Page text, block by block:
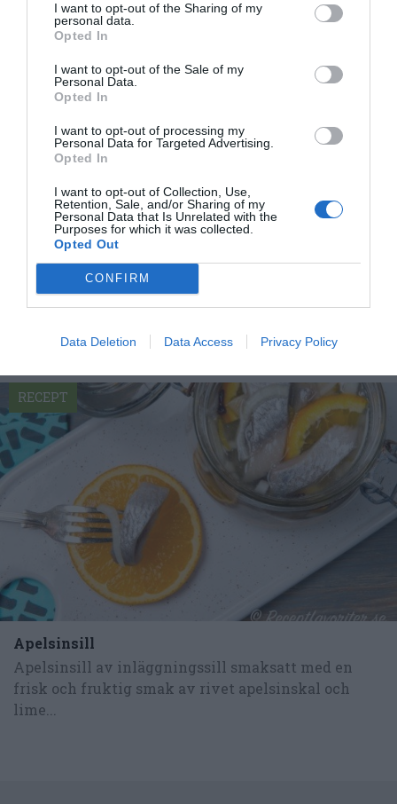
I want to opt-out of the Sharing of my
personal data.
Opted In
I want to opt-out of the Sale of my
Personal Data.
Opted In
I want to opt-out of processing my
Personal Data for Targeted Advertising.
Opted In
I want to opt-out of Collection, Use,
Retention, Sale, and/or Sharing of my
Personal Data that Is Unrelated with the
Purposes for which it was collected.
Opted Out
CONFIRM
Data Deletion Data Access Privacy Policy
Wasabisill
Wasabisill med tryck i från japansk pepparrot -
wasabi. En sill med japansk och asiatisk touch. En...
Apelsinsill
Apelsinsill av inläggningssill smaksatt med en
frisk och fruktig smak av rivet apelsinskal och
lime...
RECEPT